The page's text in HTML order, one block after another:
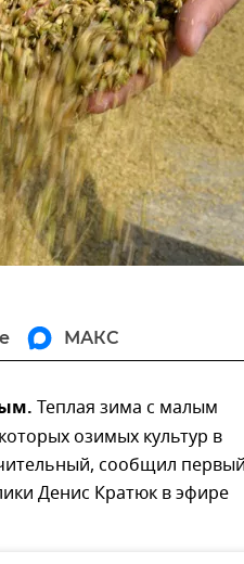
МАКС
Теплая зима с малым
озимых культур в
сообщил
Денис Кратюк в эфире